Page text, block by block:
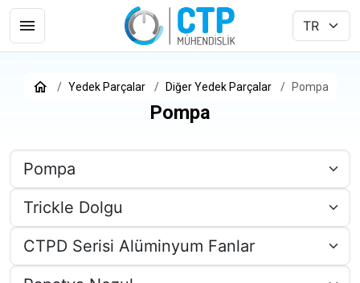
Yedek Parçalar Diğer Yedek Parçalar Pompa
Pompa